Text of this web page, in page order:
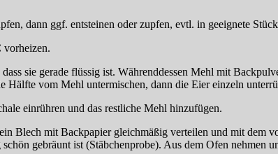
dann ggf. entsteinen oder zupfen, evtl. in geeignete
vorheizen.
sie gerade flüssig ist. Währenddessen Mehl mit
Hälfte vom Mehl untermischen, dann die Eier einzeln
einrühren und das restliche Mehl hinzufügen.
Blech mit Backpapier gleichmäßig verteilen und mit dem
gebräunt ist (Stäbchenprobe). Aus dem Ofen nehmen